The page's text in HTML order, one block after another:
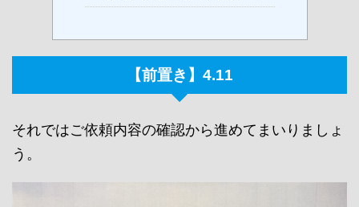
【前置き】4.11
それではご依頼内容の確認から進めてまいりましょ
う。